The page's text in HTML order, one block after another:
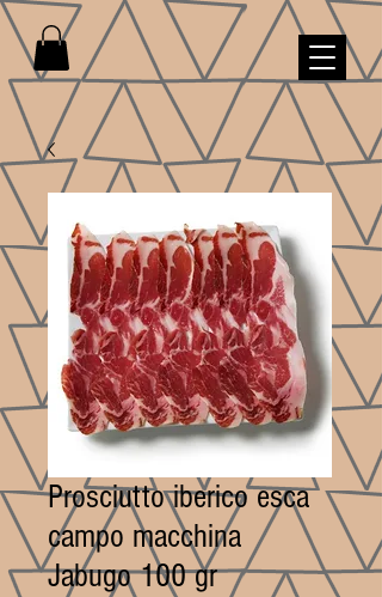
Prosciutto iberico esca
campo macchina
Jabugo 100 gr